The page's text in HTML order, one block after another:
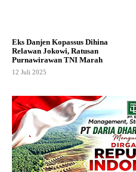
Eks Danjen Kopassus Dihina
Relawan Jokowi, Ratusan
Purnawirawan TNI Marah
12 Juli 2025